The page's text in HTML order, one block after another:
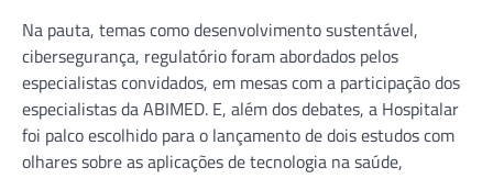
Na pauta, temas como desenvolvimento sustentável,
cibersegurança, regulatório foram abordados pelos
especialistas convidados, em mesas com a participação dos
especialistas da ABIMED. E, além dos debates, a Hospitalar
foi palco escolhido para o lançamento de dois estudos com
olhares sobre as aplicações de tecnologia na saúde,